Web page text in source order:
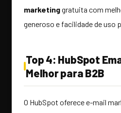
marketinggratuita com
generoso e facilidade de uso
Top 4: HubSpot
Melhor para B2B
O HubSpot oferece e-mail